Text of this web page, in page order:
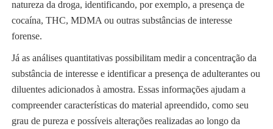
natureza da droga, identificando, por exemplo, a presença de
cocaína, THC, MDMA ou outras substâncias de interesse
forense.
Já as análises quantitativas possibilitam medir a concentração da
substância de interesse e identificar a presença de adulterantes ou
diluentes adicionados à amostra. Essas informações ajudam a
compreender características do material apreendido, como seu
grau de pureza e possíveis alterações realizadas ao longo da